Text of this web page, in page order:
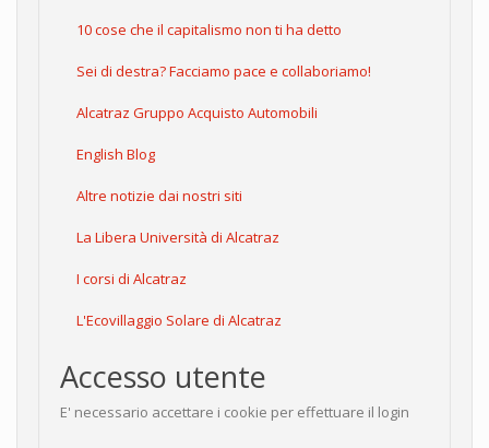
10 cose che il capitalismo non ti ha detto
Sei di destra? Facciamo pace e collaboriamo!
Alcatraz Gruppo Acquisto Automobili
English Blog
Altre notizie dai nostri siti
La Libera Università di Alcatraz
I corsi di Alcatraz
L'Ecovillaggio Solare di Alcatraz
Accesso utente
E' necessario accettare i cookie per effettuare il login